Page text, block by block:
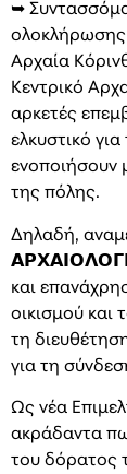
➥
ολοκλήρωσης
Αρχαία
Κεντρικό
αρκετές
ελκυστικό
ενοποιήσουν
της πόλης.
Δηλαδή,
και
οικισμού και
τη
για τη
Ως νέα
ακράδαντα
του δόρατος